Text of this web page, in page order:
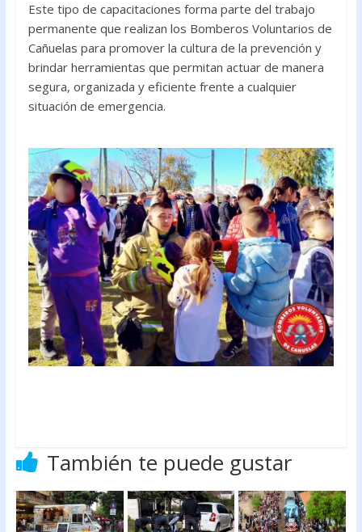
Este tipo de capacitaciones forma parte del trabajo
permanente que realizan los Bomberos Voluntarios de
Cañuelas para promover la cultura de la prevención y
brindar herramientas que permitan actuar de manera
segura, organizada y eficiente frente a cualquier
situación de emergencia.
También te puede gustar